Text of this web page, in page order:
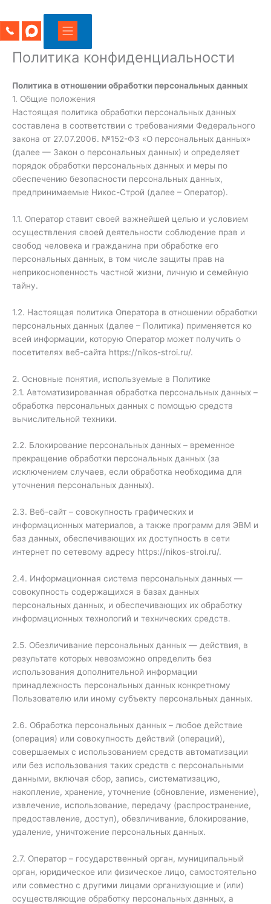
Политика конфиденциальности
Политика в отношении обработки персональных данных
1. Общие положения
Настоящая политика обработки персональных данных
составлена в соответствии с требованиями Федерального
закона от 27.07.2006. №152-ФЗ «О персональных данных»
(далее — Закон о персональных данных) и определяет
порядок обработки персональных данных и меры по
обеспечению безопасности персональных данных,
предпринимаемые Никос-Строй (далее – Оператор).
1.1. Оператор ставит своей важнейшей целью и условием
осуществления своей деятельности соблюдение прав и
свобод человека и гражданина при обработке его
персональных данных, в том числе защиты прав на
неприкосновенность частной жизни, личную и семейную
тайну.
1.2. Настоящая политика Оператора в отношении обработки
персональных данных (далее – Политика) применяется ко
всей информации, которую Оператор может получить о
посетителях веб-сайта https://nikos-stroi.ru/.
2. Основные понятия, используемые в Политике
2.1. Автоматизированная обработка персональных данных –
обработка персональных данных с помощью средств
вычислительной техники.
2.2. Блокирование персональных данных – временное
прекращение обработки персональных данных (за
исключением случаев, если обработка необходима для
уточнения персональных данных).
2.3. Веб-сайт – совокупность графических и
информационных материалов, а также программ для ЭВМ и
баз данных, обеспечивающих их доступность в сети
интернет по сетевому адресу https://nikos-stroi.ru/.
2.4. Информационная система персональных данных —
совокупность содержащихся в базах данных
персональных данных, и обеспечивающих их обработку
информационных технологий и технических средств.
2.5. Обезличивание персональных данных — действия, в
результате которых невозможно определить без
использования дополнительной информации
принадлежность персональных данных конкретному
Пользователю или иному субъекту персональных данных.
2.6. Обработка персональных данных – любое действие
(операция) или совокупность действий (операций),
совершаемых с использованием средств автоматизации
или без использования таких средств с персональными
данными, включая сбор, запись, систематизацию,
накопление, хранение, уточнение (обновление, изменение),
извлечение, использование, передачу (распространение,
предоставление, доступ), обезличивание, блокирование,
удаление, уничтожение персональных данных.
2.7. Оператор – государственный орган, муниципальный
орган, юридическое или физическое лицо, самостоятельно
или совместно с другими лицами организующие и (или)
осуществляющие обработку персональных данных, а